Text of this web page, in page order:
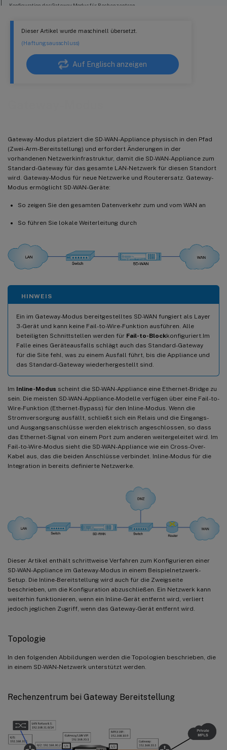
Dieser Artikel wurde maschinell übersetzt.
(Haftungsausschluss)
Auf Englisch anzeigen
Gateway -Modus platziert die SD-WAN-Appliance physisch in den Pfad
(Zwei-Arm-Bereitstellung) und erfordert Änderungen in der
vorhandenen Netzwerkinfrastruktur, damit die SD-WAN-Appliance zum
Standard-Gateway für das gesamte LAN-Netzwerk für diesen Standort
wird. Gateway-Modus für neue Netzwerke und Routerersatz. Gateway-
Modus ermöglicht SD-WAN-Geräte:
So zeigen Sie den gesamten Datenverkehr zum und vom WAN an
So führen Sie lokale Weiterleitung durch
HINWEIS
Ein im Gateway-Modus bereitgestelltes SD-WAN fungiert als Layer
3-Gerät und kann keine Fail-to-Wire-Funktion ausführen. Alle
beteiligten Schnittstellen werden für Fail-to-Blockkonfiguriert.Im
Falle eines Geräteausfalls schlägt auch das Standard-Gateway
für die Site fehl, was zu einem Ausfall führt, bis die Appliance und
das Standard-Gateway wiederhergestellt sind.
Im Inline-Modus scheint die SD-WAN-Appliance eine Ethernet-Bridge zu
sein. Die meisten SD-WAN-Appliance-Modelle verfügen über eine Fail-to-
Wire-Funktion (Ethernet-Bypass) für den Inline-Modus. Wenn die
Stromversorgung ausfällt, schließt sich ein Relais und die Eingangs-
und Ausgangsanschlüsse werden elektrisch angeschlossen, so dass
das Ethernet-Signal von einem Port zum anderen weitergeleitet wird. Im
Fail-to-Wire-Modus sieht die SD-WAN-Appliance wie ein Cross-Over-
Kabel aus, das die beiden Anschlüsse verbindet. Inline-Modus für die
Integration in bereits definierte Netzwerke.
Dieser Artikel enthält schrittweise Verfahren zum Konfigurieren einer
SD-WAN-Appliance im Gateway-Modus in einem Beispielnetzwerk-
Setup. Die Inline-Bereitstellung wird auch für die Zweigseite
beschrieben, um die Konfiguration abzuschließen. Ein Netzwerk kann
weiterhin funktionieren, wenn ein Inline-Gerät entfernt wird, verliert
jedoch jeglichen Zugriff, wenn das Gateway-Gerät entfernt wird.
Topologie
In den folgenden Abbildungen werden die Topologien beschrieben, die
in einem SD-WAN-Netzwerk unterstützt werden.
Rechenzentrum bei Gateway Bereitstellung
Konfiguration des Gateway Modus für Rechenzentren
So erstellen Sie einen DC-Standort
So konfigurieren Sie Schnittstellengruppen basierend auf verbundenen Ethernet-
Schnittstellen
So erstellen Sie VIP-Adresse (Virtual IP) für jede virtuelle Schnittstelle
So erstellen Sie eine MPLS-Verbindung
Schnittstellen aus
So erstellen Sie VIP-Adresse (Virtual IP) für jede virtuelle Schnittstelle
So erstellen Sie MPLS-Verknüpfung
So füllen Sie Routen aus